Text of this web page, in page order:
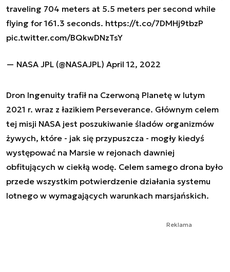
traveling 704 meters at 5.5 meters per second while
flying for 161.3 seconds. https://t.co/7DMHj9tbzP
pic.twitter.com/BQkwDNzTsY
— NASA JPL (@NASAJPL) April 12, 2022
Dron Ingenuity trafił na Czerwoną Planetę w lutym
2021 r. wraz z łazikiem Perseverance. Głównym celem
tej misji NASA jest poszukiwanie śladów organizmów
żywych, które - jak się przypuszcza - mogły kiedyś
występować na Marsie w rejonach dawniej
obfitujących w ciekłą wodę. Celem samego drona było
przede wszystkim potwierdzenie działania systemu
lotnego w wymagających warunkach marsjańskich.
Reklama